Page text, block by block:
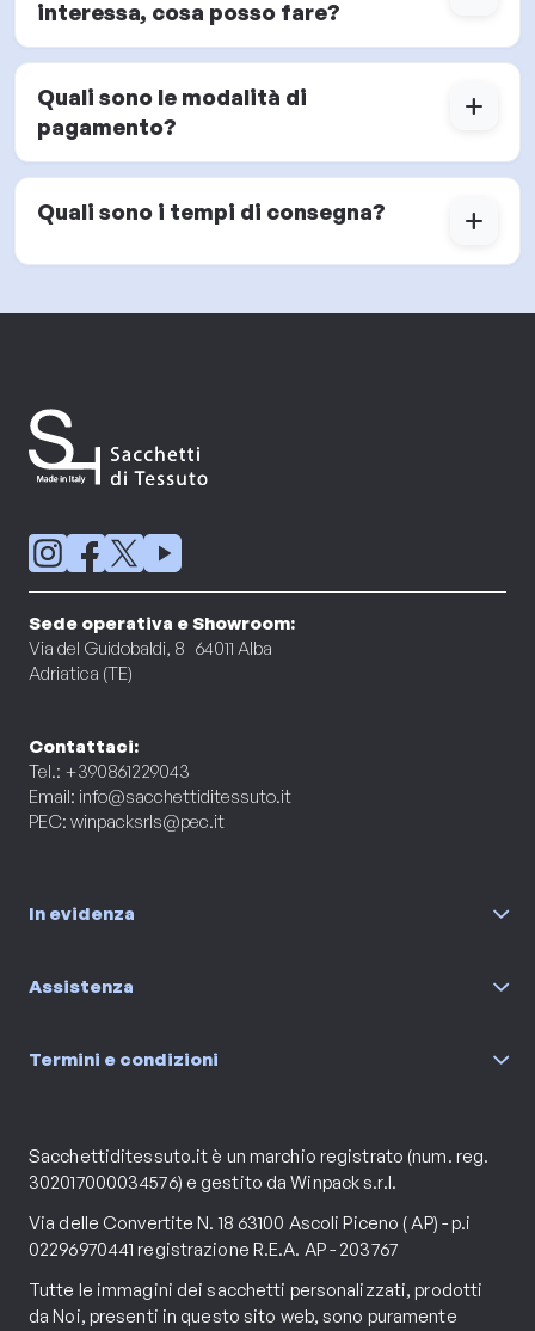
interessa, cosa posso fare?
Quali sono le modalità di
pagamento?
add
Quali sono i tempi di consegna? add
Sede operativa e Showroom:
Via del Guidobaldi, 8 64011 Alba
Adriatica (TE)
Contattaci:
Tel.: +390861229043
Email: info@sacchettiditessuto.it
PEC: winpacksrls@pec.it
In evidenza
Assistenza
Termini e condizioni
Sacchettiditessuto.it è un marchio registrato (num. reg.
302017000034576) e gestito da Winpack s.r.l.
Via delle Convertite N. 18 63100 Ascoli Piceno ( AP) - p.i
02296970441 registrazione R.E.A. AP - 203767
Tutte le immagini dei sacchetti personalizzati, prodotti
da Noi, presenti in questo sito web, sono puramente